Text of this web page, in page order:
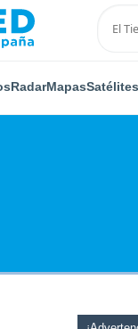
RadarMapasSatélites